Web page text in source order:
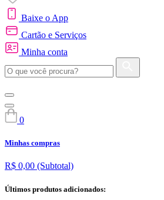
Baixe o App
Cartão e Serviços
Minha conta
0
Minhas compras
R$ 0,00 (Subtotal)
Últimos produtos adicionados: